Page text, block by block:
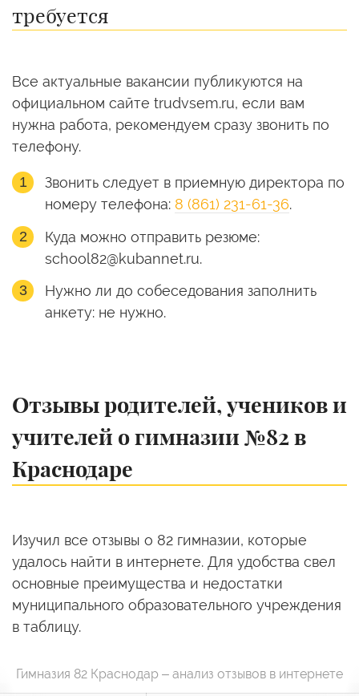
требуется
Все актуальные вакансии публикуются на
официальном сайте trudvsem.ru, если вам
нужна работа, рекомендуем сразу звонить по
телефону.
Звонить следует в приемную директора по
номеру телефона: 8 (861) 231-61-36.
Куда можно отправить резюме:
school82@kubannet.ru.
Нужно ли до собеседования заполнить
анкету: не нужно.
Отзывы родителей, учеников и
учителей о гимназии №82 в
Краснодаре
Изучил все отзывы о 82 гимназии, которые
удалось найти в интернете. Для удобства свел
основные преимущества и недостатки
муниципального образовательного учреждения
в таблицу.
Гимназия 82 Краснодар – анализ отзывов в интернете